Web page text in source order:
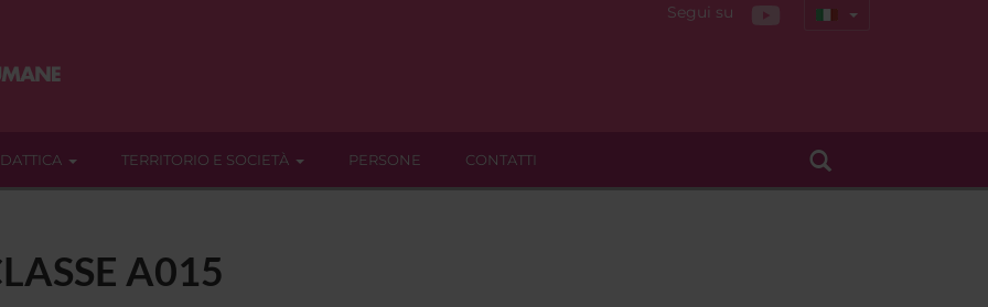
Segui su
TERRITORIO E SOCIETÀ PERSONE CONTATTI
A015